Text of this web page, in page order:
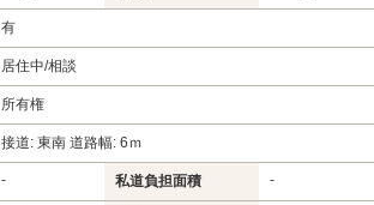
有
居住中/相談
所有権
接道: 東南 道路幅: 6ｍ
- 私道負担面積 -